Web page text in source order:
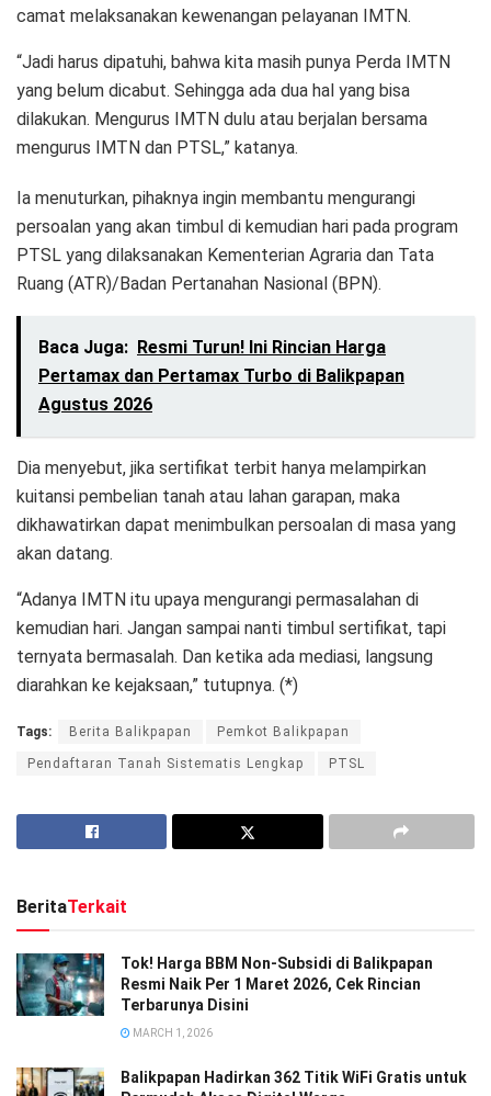
camat melaksanakan kewenangan pelayanan IMTN.
“Jadi harus dipatuhi, bahwa kita masih punya Perda IMTN
yang belum dicabut. Sehingga ada dua hal yang bisa
dilakukan. Mengurus IMTN dulu atau berjalan bersama
mengurus IMTN dan PTSL,” katanya.
Ia menuturkan, pihaknya ingin membantu mengurangi
persoalan yang akan timbul di kemudian hari pada program
PTSL yang dilaksanakan Kementerian Agraria dan Tata
Ruang (ATR)/Badan Pertanahan Nasional (BPN).
Baca Juga: Resmi Turun! Ini Rincian Harga
Pertamax dan Pertamax Turbo di Balikpapan
Agustus 2026
Dia menyebut, jika sertifikat terbit hanya melampirkan
kuitansi pembelian tanah atau lahan garapan, maka
dikhawatirkan dapat menimbulkan persoalan di masa yang
akan datang.
“Adanya IMTN itu upaya mengurangi permasalahan di
kemudian hari. Jangan sampai nanti timbul sertifikat, tapi
ternyata bermasalah. Dan ketika ada mediasi, langsung
diarahkan ke kejaksaan,” tutupnya. (*)
Tags: Berita Balikpapan Pemkot Balikpapan
Pendaftaran Tanah Sistematis Lengkap PTSL
BeritaTerkait
Tok! Harga BBM Non-Subsidi di Balikpapan
Resmi Naik Per 1 Maret 2026, Cek Rincian
Terbarunya Disini
MARCH 1, 2026
Balikpapan Hadirkan 362 Titik WiFi Gratis untuk